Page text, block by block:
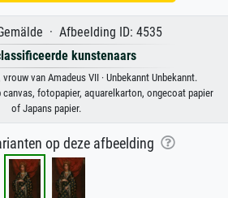
· Afbeelding ID: 4535
kunstenaars
van Amadeus VII · Unbekannt Unbekannt.
fotopapier, aquarelkarton, ongecoat papier
of Japans papier.
op deze afbeelding